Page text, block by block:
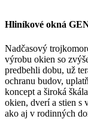
Hliníkové okná
Nadčasový
výrobu okien so
predbehli dobu, už
ochranu budov,
koncept a široká
okien, dverí a stien s
ako aj v rodinných